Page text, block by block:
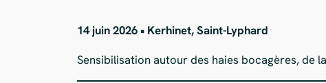
14 juin 2026 • Kerhinet, Saint-Lyphard
Sensibilisation autour des haies bocagères, de